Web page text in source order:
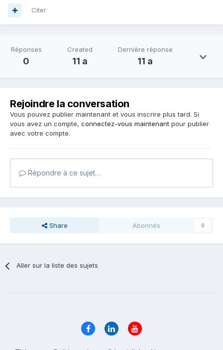
Citer
Réponses
0
Created
11 a
Dernière réponse
11 a
Rejoindre la conversation
Vous pouvez publier maintenant et vous inscrire plus tard. Si
vous avez un compte, connectez-vous maintenant pour publier
avec votre compte.
Répondre à ce sujet…
Share Abonnés 0
Aller sur la liste des sujets